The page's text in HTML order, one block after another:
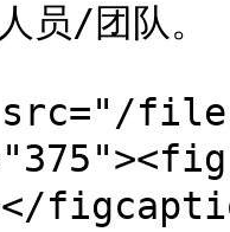
员/团队。